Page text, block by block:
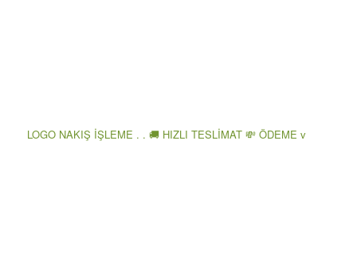
LOGO NAKIŞ İŞLEME . . 🚚 HIZLI TESLİMAT 💸 ÖDEME v